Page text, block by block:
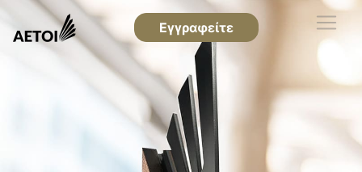
Εγγραφείτε